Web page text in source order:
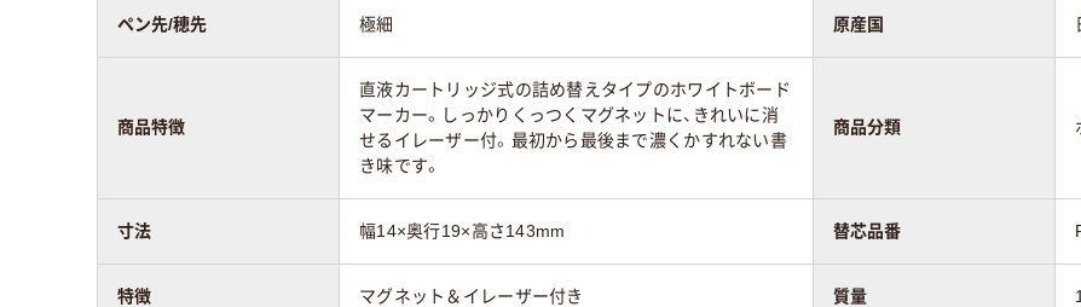
ペン先/穂先 極細 原産国
商品特徴
直液カートリッジ式の詰め替えタイプのホワイトボード
マーカー。しっかりくっつくマグネットに、きれいに消
せるイレーザー付。最初から最後まで濃くかすれない書
き味です。
商品分類
寸法 幅14×奥行19×高さ143mm 替芯品番
特徴 マグネット＆イレーザー付き 質量